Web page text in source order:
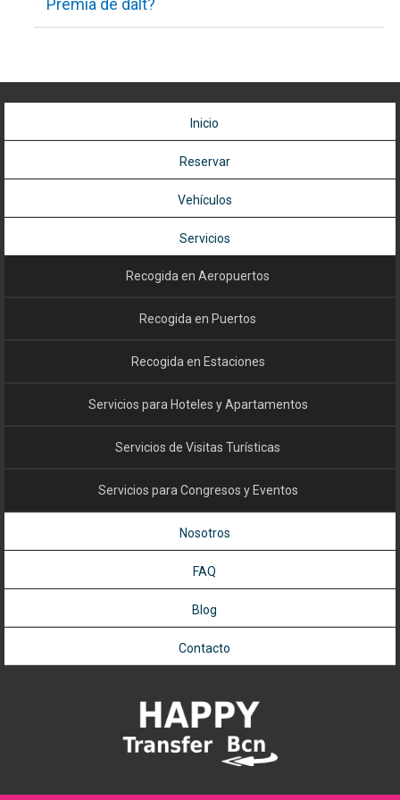
Premià de dalt?
Puedes reservar transfer desde la terminal de cruceros en
Inicio
Reservar
Vehículos
Servicios
Recogida en Aeropuertos
Recogida en Puertos
Recogida en Estaciones
Servicios para Hoteles y Apartamentos
Servicios de Visitas Turísticas
Servicios para Congresos y Eventos
Nosotros
FAQ
Blog
Contacto